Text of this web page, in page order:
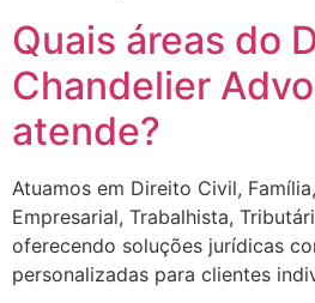
Quais áreas do
Chandelier
atende?
Atuamos em Direito Civil,
Empresarial, Trabalhista,
oferecendo soluções jurídicas
personalizadas para clientes